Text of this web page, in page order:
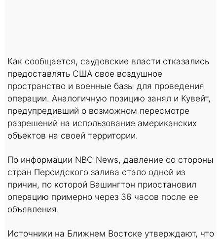
Как сообщается, саудовские власти отказались
предоставлять США свое воздушное
пространство и военные базы для проведения
операции. Аналогичную позицию занял и Кувейт,
предупредивший о возможном пересмотре
разрешений на использование американских
объектов на своей территории.
По информации NBC News, давление со стороны
стран Персидского залива стало одной из
причин, по которой Вашингтон приостановил
операцию примерно через 36 часов после ее
объявления.
Источники на Ближнем Востоке утверждают, что